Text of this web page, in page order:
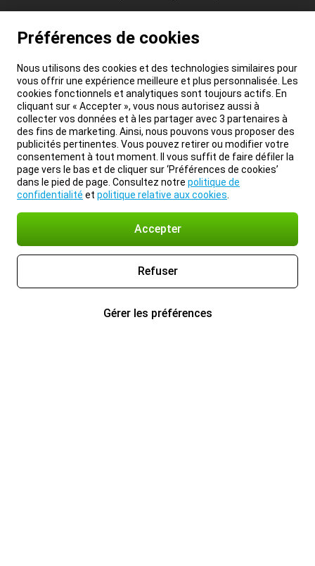
Préférences de cookies
Nous utilisons des cookies et des technologies similaires pour
vous offrir une expérience meilleure et plus personnalisée. Les
cookies fonctionnels et analytiques sont toujours actifs. En
cliquant sur « Accepter », vous nous autorisez aussi à
collecter vos données et à les partager avec 3 partenaires à
des fins de marketing. Ainsi, nous pouvons vous proposer des
publicités pertinentes. Vous pouvez retirer ou modifier votre
consentement à tout moment. Il vous suffit de faire défiler la
page vers le bas et de cliquer sur ‘Préférences de cookies’
dans le pied de page. Consultez notre politique de
confidentialité et politique relative aux cookies
Accepter
Refuser
Gérer les préférences